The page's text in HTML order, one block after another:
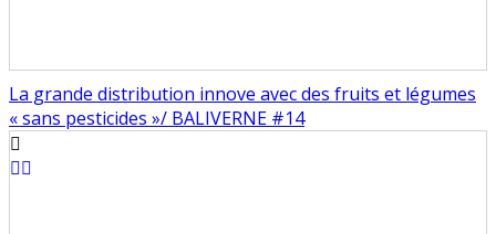
La grande distribution innove avec des fruits et légumes
« sans pesticides »/ BALIVERNE #14